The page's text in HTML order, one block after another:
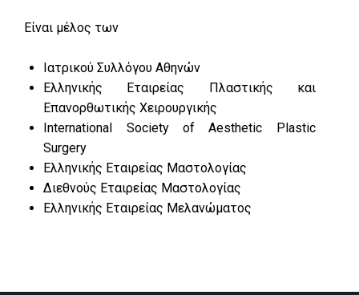
Είναι μέλος των
Ιατρικού Συλλόγου Αθηνών
Ελληνικής Εταιρείας Πλαστικής και
Επανορθωτικής Χειρουργικής
International Society of Aesthetic Plastic
Surgery
Ελληνικής Εταιρείας Μαστολογίας
Διεθνούς Εταιρείας Μαστολογίας
Ελληνικής Εταιρείας Μελανώματος